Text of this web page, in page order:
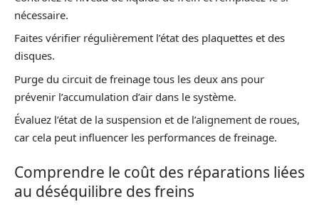
nécessaire.
Faites vérifier régulièrement l’état des plaquettes et des
disques.
Purge du circuit de freinage tous les deux ans pour
prévenir l’accumulation d’air dans le système.
Évaluez l’état de la suspension et de l’alignement de roues,
car cela peut influencer les performances de freinage.
Comprendre le coût des réparations liées
au déséquilibre des freins